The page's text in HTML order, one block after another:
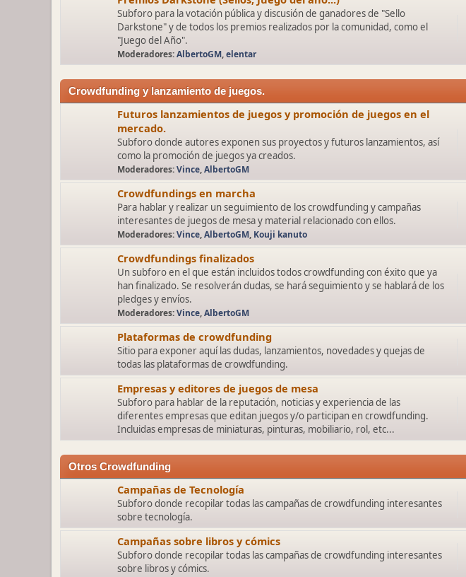
Subforo para la votación pública y discusión de ganadores de "Sello
Darkstone" y de todos los premios realizados por la comunidad, como el
"Juego del Año".
Moderadores:AlbertoGM,elentar
Crowdfunding y lanzamiento de juegos.
Futuros lanzamientos de juegos y promoción de juegos en el
mercado.
Subforo donde autores exponen sus proyectos y futuros lanzamientos, así
como la promoción de juegos ya creados.
Moderadores:Vince,AlbertoGM
Crowdfundings en marcha
Para hablar y realizar un seguimiento de los crowdfunding y campañas
interesantes de juegos de mesa y material relacionado con ellos.
Moderadores:Vince,AlbertoGM, Kouji kanuto
Crowdfundings finalizados
Un subforo en el que están incluidos todos crowdfunding con éxito que ya
han finalizado. Se resolverán dudas, se hará seguimiento y se hablará de los
pledges y envíos.
Moderadores:Vince,AlbertoGM
Plataformas de crowdfunding
Sitio para exponer aquí las dudas, lanzamientos, novedades y quejas de
todas las plataformas de crowdfunding.
Empresas y editores de juegos de mesa
Subforo para hablar de la reputación, noticias y experiencia de las
diferentes empresas que editan juegos y/o participan en crowdfunding.
Incluidas empresas de miniaturas, pinturas, mobiliario, rol, etc...
Otros Crowdfunding
Campañas de Tecnología
Subforo donde recopilar todas las campañas de crowdfunding interesantes
sobre tecnología.
Campañas sobre libros y cómics
Subforo donde recopilar todas las campañas de crowdfunding interesantes
sobre libros y cómics.